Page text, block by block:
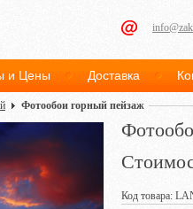
и Цены Доставка
Фотообои горный пейзаж
Код товара: